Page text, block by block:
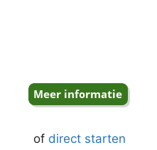
of direct starten